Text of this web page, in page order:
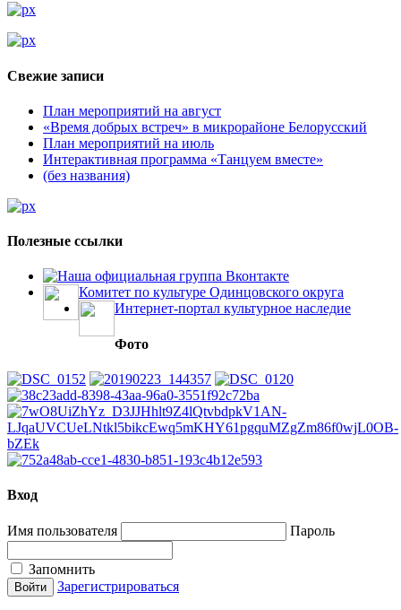
Свежие записи
План мероприятий на август
«Время добрых встреч» в микрорайоне Белорусский
План мероприятий на июль
Интерактивная программа «Танцуем вместе»
(без названия)
Полезные ссылки
Наша официальная группа Вконтакте
Комитет по культуре Одинцовского округа
Интернет-портал культурное наследие
Фото
Вход
Имя пользователя Пароль
Запомнить
Зарегистрироваться